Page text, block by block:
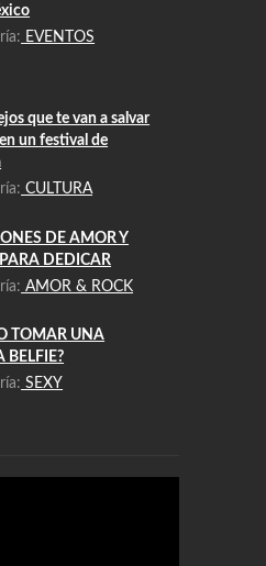
EVENTOS
que te van a salvar
un festival de
CULTURA
DE AMOR Y
DEDICAR
AMOR & ROCK
TOMAR UNA
BELFIE?
SEXY